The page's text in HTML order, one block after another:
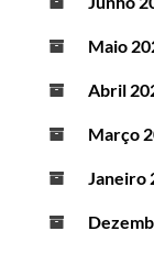
Maio
Abril
Março
Janeiro